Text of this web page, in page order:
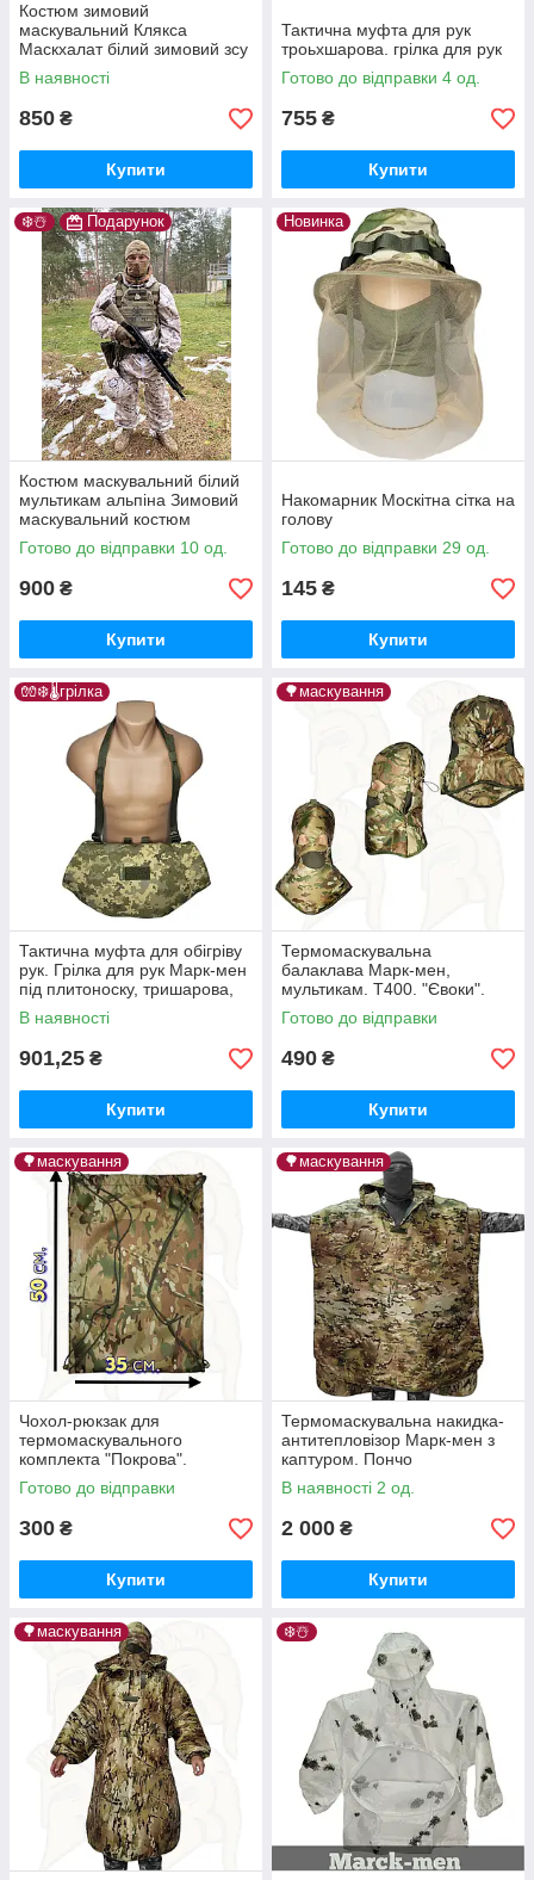
Костюм зимовий
маскувальний Клякса
Маскхалат білий зимовий зсу
Маскхалат клякса
В наявності
850 ₴
Купити
Тактична муфта для рук
троьхшарова. грілка для рук
Готово до відправки 4 од.
755 ₴
Купити
❄️☃️ Подарунок
Костюм маскувальний білий
мультикам альпіна Зимовий
маскувальний костюм
multicam alpine
Готово до відправки 10 од.
900 ₴
Купити
Новинка
Накомарник Москітна сітка на
голову
Готово до відправки 29 од.
145 ₴
Купити
🧤❄️🌡️грілка
Тактична муфта для обігріву
рук. Грілка для рук Марк-мен
під плитоноску, тришарова,
три типи кріплень
В наявності
901,25 ₴
Купити
🌳маскування
Термомаскувальна
балаклава Марк-мен,
мультикам. Т400. "Євоки".
Готово до відправки
490 ₴
Купити
🌳маскування
Чохол-рюкзак для
термомаскувального
комплекта "Покрова".
Мультикам, Оксфорд. П177
Готово до відправки
300 ₴
Купити
🌳маскування
Термомаскувальна накидка-
антитепловізор Марк-мен з
каптуром. Пончо
термомаскувальне
мультикам. "Покрова". П964
В наявності 2 од.
2 000 ₴
Купити
🌳маскування ❄️☃️